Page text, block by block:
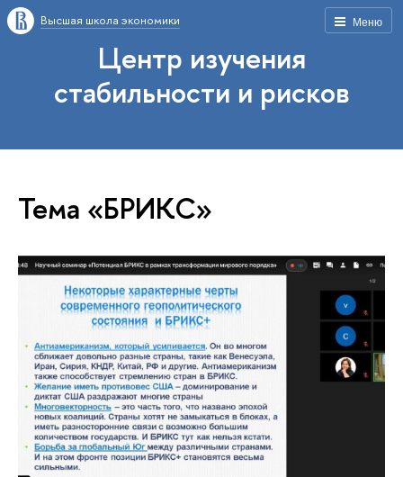
Меню
Высшая школа экономики
Центр изучения
стабильности и рисков
Тема «БРИКС»